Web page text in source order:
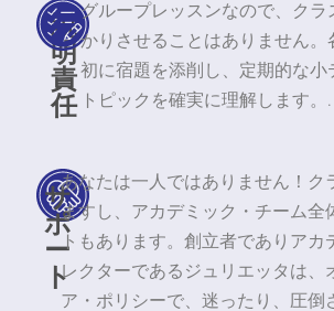
説
明
責
任
グループレッスンなので、クラ
かりさせることはありません。
初に宿題を添削し、定期的な小
トピックを確実に理解します。.
サ
ポ
ー
ト
あなたは一人ではありません！ク
ますし、アカデミック・チーム全
トもあります。創立者でありアカ
レクターであるジュリエッタは、
ア・ポリシーで、迷ったり、圧倒